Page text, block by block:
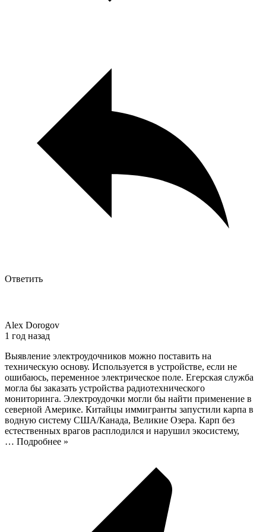
Ответить
Alex Dorogov
1 год назад
Выявление электроудочников можно поставить на
техническую основу. Используется в устройстве, если не
ошибаюсь, переменное электрическое поле. Егерская служба
могла бы заказать устройства радиотехнического
мониторинга. Электроудочки могли бы найти применение в
северной Америке. Китайцы иммигранты запустили карпа в
водную систему США/Канада, Великие Озера. Карп без
естественных врагов расплодился и нарушил экосистему,
… Подробнее »